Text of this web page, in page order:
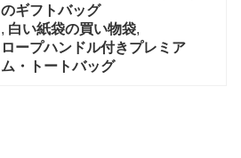
のギフトバッグ
, 白い紙袋の買い物袋,
ロープハンドル付きプレミア
ム・トートバッグ